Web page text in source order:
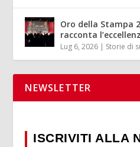
Oro della Stampa
racconta
Lug 6, 2026 | Storie di
NEWSLETTER
ISCRIVITI ALLA